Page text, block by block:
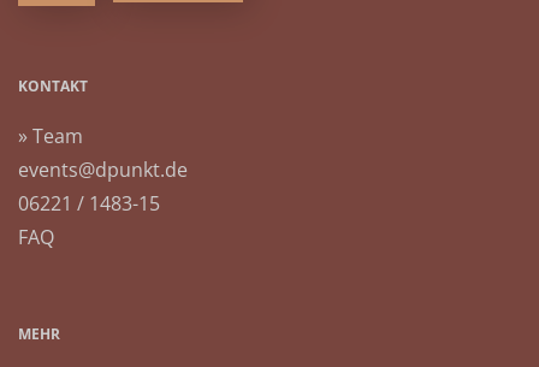
KONTAKT
» Team
events@dpunkt.de
06221 / 1483-15
FAQ
MEHR